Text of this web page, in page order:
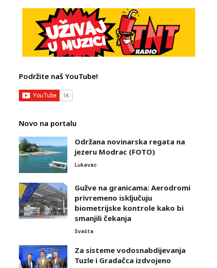
Podržite naš YouTube!
Novo na portalu
Održana novinarska regata na
jezeru Modrac (FOTO)
Lukavac
Gužve na granicama: Aerodromi
privremeno isključuju
biometrijske kontrole kako bi
smanjili čekanja
Svašta
Za sisteme vodosnabdijevanja
Tuzle i Gradačca izdvojeno